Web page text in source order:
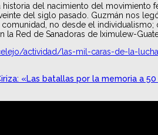
del nacimiento del
del siglo pasado. Guzmán nos
no desde el
Red de Sanadoras de Iximulew-
actividad/las-mil-caras-de-la-
«Las batallas por la memoria a